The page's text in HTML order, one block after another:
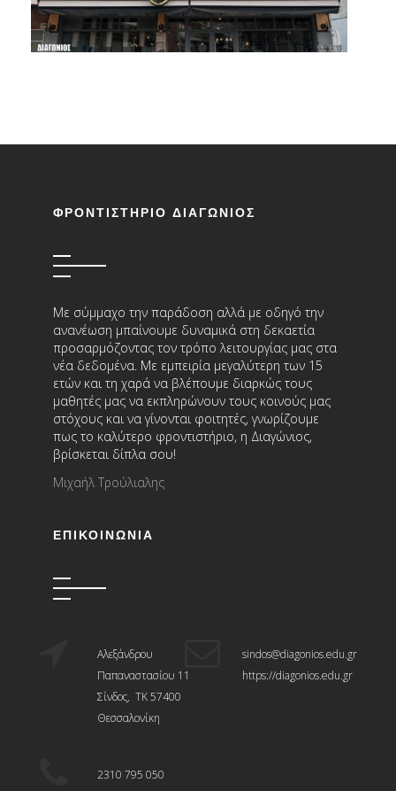
ΦΡΟΝΤΙΣΤΗΡΙΟ ΔΙΑΓΩΝΙΟΣ
Με σύμμαχο την παράδοση αλλά με οδηγό την
ανανέωση μπαίνουμε δυναμικά στη δεκαετία
προσαρμόζοντας τον τρόπο λειτουργίας μας στα
νέα δεδομένα. Με εμπειρία μεγαλύτερη των 15
ετών και τη χαρά να βλέπουμε διαρκώς τους
μαθητές μας να εκπληρώνουν τους κοινούς μας
στόχους και να γίνονται φοιτητές, γνωρίζουμε
πως το καλύτερο φροντιστήριο, η Διαγώνιος,
βρίσκεται δίπλα σου!
Μιχαήλ Τρούλιαλης
ΕΠΙΚΟΙΝΩΝΊΑ
Αλεξάνδρου
Παπαναστασίου 11
Σίνδος, ΤΚ 57400
Θεσσαλονίκη
sindos@diagonios.edu.gr
https://diagonios.edu.gr
2310 795 050